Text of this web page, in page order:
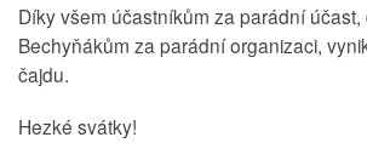
Díky všem účastníkům za parádní
Bechyňákům za parádní organizaci,
čajdu.
Hezké svátky!